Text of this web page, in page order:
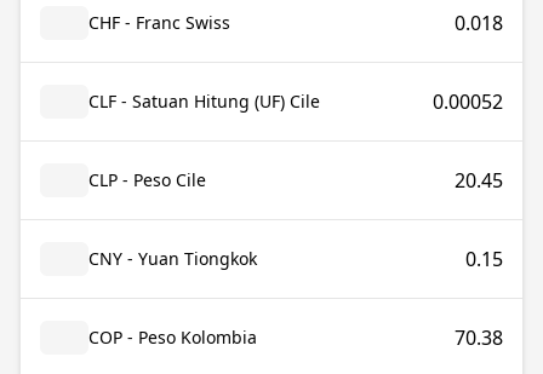
CHF - Franc Swiss 0.018
CLF - Satuan Hitung (UF) Cile 0.00052
CLP - Peso Cile 20.45
CNY - Yuan Tiongkok 0.15
COP - Peso Kolombia 70.38